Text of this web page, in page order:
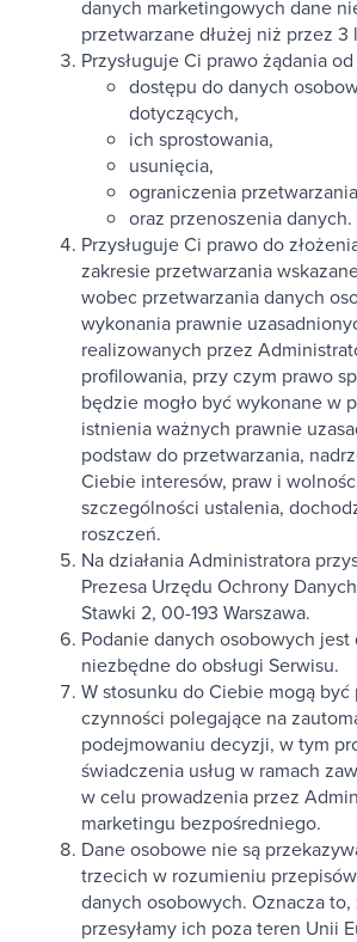
danych marketingowych dane
przetwarzane dłużej niż przez 3
Przysługuje Ci prawo żądania
dostępu do danych
dotyczących,
ich sprostowania,
usunięcia,
ograniczenia
oraz przenoszenia danych.
Przysługuje Ci prawo do
zakresie przetwarzania
wobec przetwarzania danych
wykonania prawnie
realizowanych przez
profilowania, przy czym prawo
będzie mogło być wykonane w
istnienia ważnych prawnie
podstaw do przetwarzania,
Ciebie interesów, praw i
szczególności ustalenia,
roszczeń.
Na działania Administratora
Prezesa Urzędu Ochrony
Stawki 2, 00-193 Warszawa.
Podanie danych osobowych
niezbędne do obsługi Serwisu.
W stosunku do Ciebie mogą
czynności polegające na
podejmowaniu decyzji, w tym
świadczenia usług w ramach
w celu prowadzenia przez
marketingu bezpośredniego.
Dane osobowe nie są
trzecich w rozumieniu
danych osobowych. Oznacza
przesyłamy ich poza teren Unii